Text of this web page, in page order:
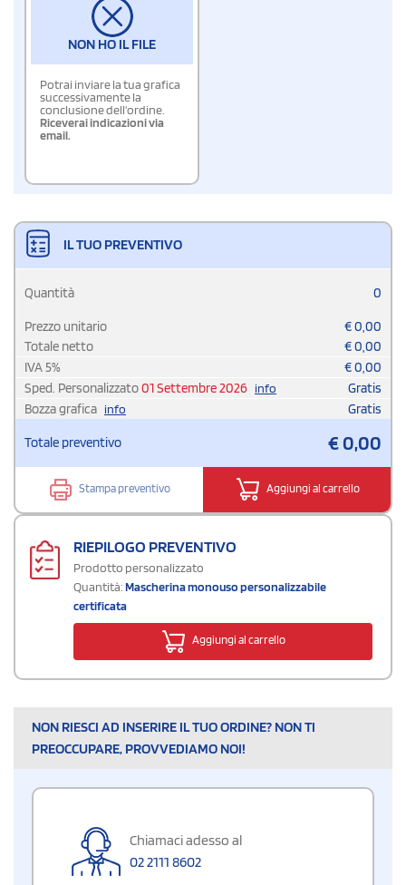
NON HO IL FILE
Potrai inviare la tua grafica
successivamente la
conclusione dell'ordine.
Riceverai indicazioni via
email.
IL TUO PREVENTIVO
Quantità 0
Prezzo unitario €0,00
Totale netto
€0,00
IVA5% €0,00
Sped. Personalizzato01 Settembre 2026 info
Gratis
Bozza grafica info Gratis
Totale preventivo €0,00
Stampa preventivo Aggiungi al carrello
RIEPILOGO PREVENTIVO
Prodotto personalizzato
Quantità:Mascherina monouso personalizzabile
certificata
Aggiungi al carrello
NON RIESCI AD INSERIRE IL TUO ORDINE? NON TI
PREOCCUPARE, PROVVEDIAMO NOI!
Chiamaci adesso al
02 2111 8602